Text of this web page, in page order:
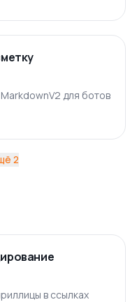
для ботов
2
в ссылках